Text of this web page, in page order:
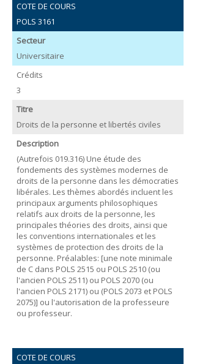
COTE DE COURS
POLS 3161
Secteur
Universitaire
Crédits
3
Titre
Droits de la personne et libertés civiles
Description
(Autrefois 019.316) Une étude des
fondements des systèmes modernes de
droits de la personne dans les démocraties
libérales. Les thèmes abordés incluent les
principaux arguments philosophiques
relatifs aux droits de la personne, les
principales théories des droits, ainsi que
les conventions internationales et les
systèmes de protection des droits de la
personne. Préalables: [une note minimale
de C dans POLS 2515 ou POLS 2510 (ou
l'ancien POLS 2511) ou POLS 2070 (ou
l'ancien POLS 2171) ou (POLS 2073 et POLS
2075)] ou l'autorisation de la professeure
ou professeur.
COTE DE COURS